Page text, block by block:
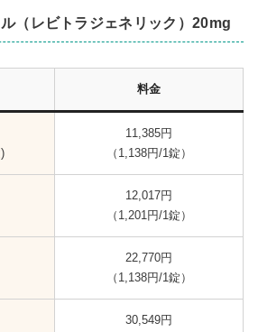
（レビトラジェネリック）20mg
料金
11,385円
（1,138円/1錠）
12,017円
（1,201円/1錠）
22,770円
（1,138円/1錠）
30,549円